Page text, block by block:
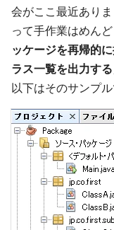
会がここ最近あり
って手作業はめん
ッケージを再帰的
ラス一覧を出力する
以下はそのサンプル